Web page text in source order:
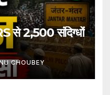
से 2,500 संदिग्धों
CHOUBEY